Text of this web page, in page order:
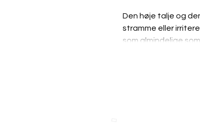
Den høje talje og
stramme eller
som almindelige